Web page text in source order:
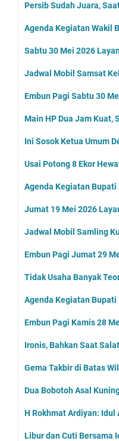
Persib Sudah Juara,
Agenda Kegiatan Wakil
Sabtu 30 Mei 2026
Jadwal Mobil Samsat
Embun Pagi Sabtu 30
Main HP Dua Jam Kuat,
Ini Sosok Ketua Umum
Usai Potong 8 Ekor
Agenda Kegiatan
Jumat 19 Mei 2026
Jadwal Mobil Samling
Embun Pagi Jumat 29
Tidak Usaha Banyak
Agenda Kegiatan Bupati
Embun Pagi Kamis 28
Ironis, Bahkan Saat
Gema Takbir di Batas
Dua Bobotoh Asal
H Rokhmat Ardiyan: Idul
Libur dan Cuti Bersama